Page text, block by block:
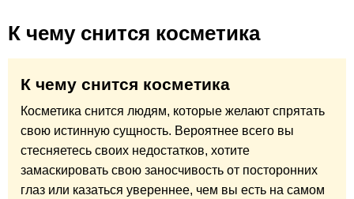
К чему снится косметика
К чему снится косметика
Косметика снится людям, которые желают спрятать
свою истинную сущность. Вероятнее всего вы
стесняетесь своих недостатков, хотите
замаскировать свою заносчивость от посторонних
глаз или казаться увереннее, чем вы есть на самом